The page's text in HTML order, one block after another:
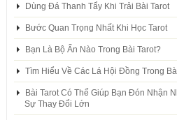
Dùng Đá Thanh Tẩy Khi Trải Bài Tarot
Bước Quan Trọng Nhất Khi Học Tarot
Bạn Là Bộ Ẩn Nào Trong Bài Tarot?
Tìm Hiểu Về Các Lá Hội Đồng Trong
Bài Tarot Có Thể Giúp Bạn Đón Nhận
Sự Thay Đổi Lớn